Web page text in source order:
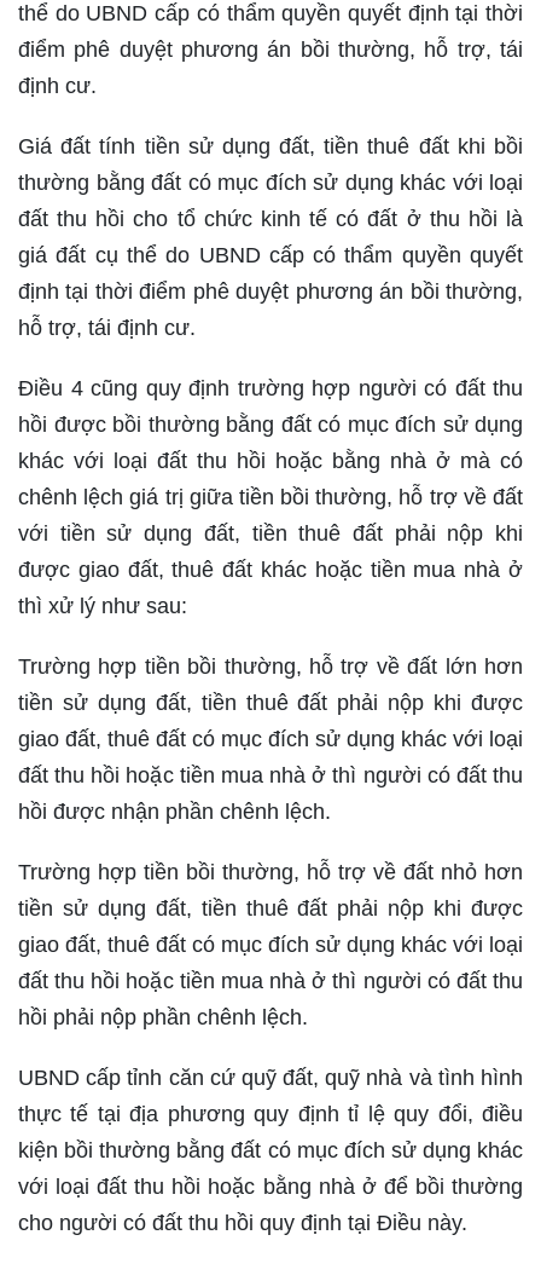
thể do UBND cấp có thẩm quyền quyết định tại thời
điểm phê duyệt phương án bồi thường, hỗ trợ, tái
định cư.
Giá đất tính tiền sử dụng đất, tiền thuê đất khi bồi
thường bằng đất có mục đích sử dụng khác với loại
đất thu hồi cho tổ chức kinh tế có đất ở thu hồi là
giá đất cụ thể do UBND cấp có thẩm quyền quyết
định tại thời điểm phê duyệt phương án bồi thường,
hỗ trợ, tái định cư.
Điều 4 cũng quy định trường hợp người có đất thu
hồi được bồi thường bằng đất có mục đích sử dụng
khác với loại đất thu hồi hoặc bằng nhà ở mà có
chênh lệch giá trị giữa tiền bồi thường, hỗ trợ về đất
với tiền sử dụng đất, tiền thuê đất phải nộp khi
được giao đất, thuê đất khác hoặc tiền mua nhà ở
thì xử lý như sau:
Trường hợp tiền bồi thường, hỗ trợ về đất lớn hơn
tiền sử dụng đất, tiền thuê đất phải nộp khi được
giao đất, thuê đất có mục đích sử dụng khác với loại
đất thu hồi hoặc tiền mua nhà ở thì người có đất thu
hồi được nhận phần chênh lệch.
Trường hợp tiền bồi thường, hỗ trợ về đất nhỏ hơn
tiền sử dụng đất, tiền thuê đất phải nộp khi được
giao đất, thuê đất có mục đích sử dụng khác với loại
đất thu hồi hoặc tiền mua nhà ở thì người có đất thu
hồi phải nộp phần chênh lệch.
UBND cấp tỉnh căn cứ quỹ đất, quỹ nhà và tình hình
thực tế tại địa phương quy định tỉ lệ quy đổi, điều
kiện bồi thường bằng đất có mục đích sử dụng khác
với loại đất thu hồi hoặc bằng nhà ở để bồi thường
cho người có đất thu hồi quy định tại Điều này.